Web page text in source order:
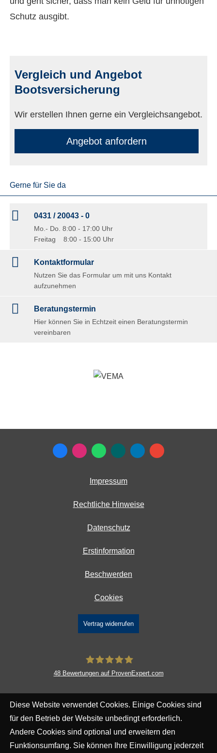
Schutz ausgibt.
Vergleich und Angebot
Bootsversicherung
Wir erstellen Ihnen gerne ein Vergleichsangebot.
An­ge­bot an­for­dern
Gerne für Sie da
0431 / 20043 - 0
Mo.- Do. 8:00 - 17:00 Uhr
Freitag 8:00 - 15:00 Uhr
Kontaktformular
Nutzen Sie das Formular um mit uns Kontakt
aufzunehmen
Beratungstermin
Hier können Sie in Echtzeit einen Beratungstermin
vereinbaren
Impressum
Rechtliche Hinweise
Datenschutz
Erstinformation
Beschwerden
Cookies
Vertrag widerrufen
48Bewertungen auf ProvenExpert.com
Diese Website verwendet Cookies. Einige Cookies sind
für den Betrieb der Website unbedingt erforderlich.
Andere Cookies sind optional und erweitern den
Funktionsumfang. Sie können Ihre Einwilligung jederzeit